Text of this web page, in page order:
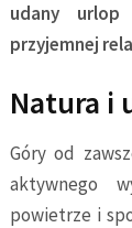
udany
przyjemnej
Natura i
Góry od
aktywnego
powietrze i